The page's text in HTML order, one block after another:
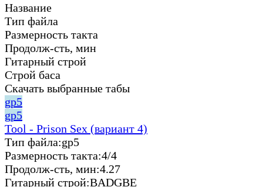
Название
Тип файла
Размерность такта
Продолж-сть, мин
Гитарный строй
Строй баса
Скачать выбранные табы
gp5
gp5
Tool - Prison Sex (вариант 4)
Тип файла:gp5
Размерность такта:4/4
Продолж-сть, мин:4.27
Гитарный строй:BADGBE